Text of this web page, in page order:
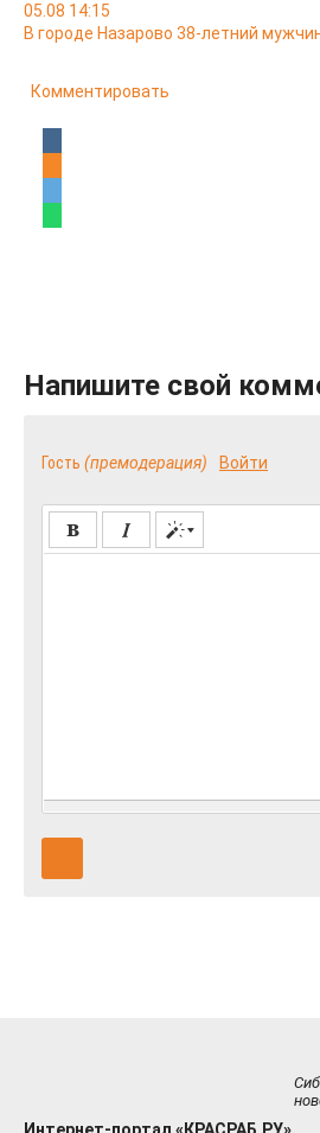
05.08 14:15
В городе Назарово 38-летний
Комментировать
Напишите свой
Гость (премодерация) Войти